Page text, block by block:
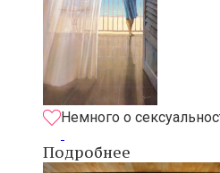
Немного о
Подробнее